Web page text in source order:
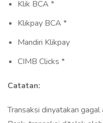
Klik BCA *
Klikpay BCA *
Mandiri Klikpay
CIMB Clicks *
Catatan:
Transaksi dinyatakan